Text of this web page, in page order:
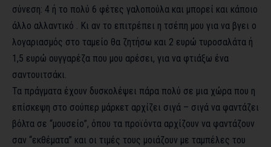
σύνεση: 4 ή το πολύ 6 φέτες γαλοπούλα και μπορεί και κάποιο
άλλο αλλαντικό . Κι αν το επιτρέπει η τσέπη μου για να βγει ο
λογαριασμός στο ταμείο θα ζητήσω και 2 ευρώ τυροσαλάτα ή
1,5 ευρώ ουγγαρέζα που μου αρέσει, για να φτιάξω ένα
σαντουιτσάκι.
Τα πράγματα έχουν δυσκολέψει πάρα πολύ σε μια χώρα που η
επίσκεψη στο σούπερ μάρκετ αρχίζει σιγά – σιγά να φαντάζει
βόλτα σε “μουσείο”, όπου τα προϊόντα αρχίζουν να φαντάζουν
σαν “εκθέματα” και οι τιμές τους μοιάζουν με ταμπέλες του